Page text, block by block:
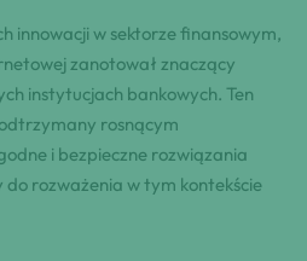
innowacji w sektorze finansowym,
zanotował znaczący
instytucjach bankowych. Ten
rosnącym
i bezpieczne rozwiązania
do rozważenia w tym kontekście